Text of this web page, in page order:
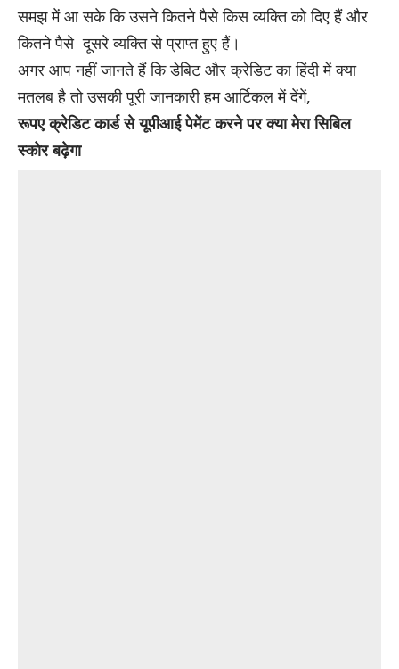
समझ में आ सके कि उसने कितने पैसे किस व्यक्ति को दिए हैं और
कितने पैसे दूसरे व्यक्ति से प्राप्त हुए हैं।
अगर आप नहीं जानते हैं कि डेबिट और क्रेडिट का हिंदी में क्या
मतलब है तो उसकी पूरी जानकारी हम आर्टिकल में देंगें,
रूपए क्रेडिट कार्ड से यूपीआई पेमेंट करने पर क्या मेरा सिबिल
स्कोर बढ़ेगा